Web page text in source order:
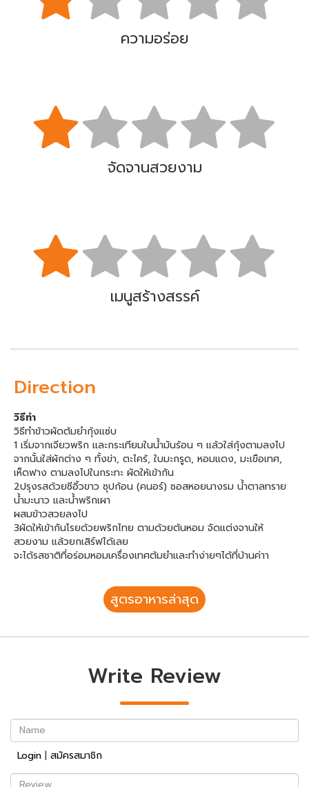
ความอร่อย
จัดจานสวยงาม
เมนูสร้างสรรค์
Direction
วิธีทำ
วิธีทำข้าวผัดต้มยํากุ้งแซ่บ
1 เริ่มจากเจียวพริก และกระเทียมในน้ำมันร้อน ๆ แล้วใส่กุ้งตามลงไป
จากนั้นใส่ผักต่าง ๆ ทั้งข่า, ตะไคร้, ใบมะกรูด, หอมแดง, มะเขือเทศ,
เห็ดฟาง ตามลงไปในกระทะ ผัดให้เข้ากัน
2ปรุงรสด้วยซีอิ้วขาว ซุปก้อน (คนอร์) ซอสหอยนางรม น้ำตาลทราย
น้ำมะนาว และน้ำพริกเผา
ผสมข้าวสวยลงไป
3ผัดให้เข้ากันโรยด้วยพริกไทย ตามด้วยต้นหอม จัดแต่งจานให้
สวยงาม แล้วยกเสิร์ฟได้เลย
จะได้รสชาติที่อร่อมหอมเครื่องเทศต้มยำและทำง่ายๆได้ที่บ้านค่าา
สูตรอาหารล่าสุด
Write Review
Name
Login | สมัครสมาชิก
Review